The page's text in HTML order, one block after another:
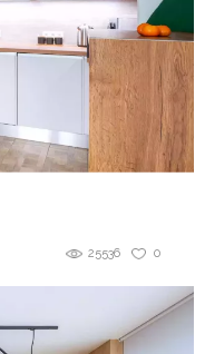
0
25536